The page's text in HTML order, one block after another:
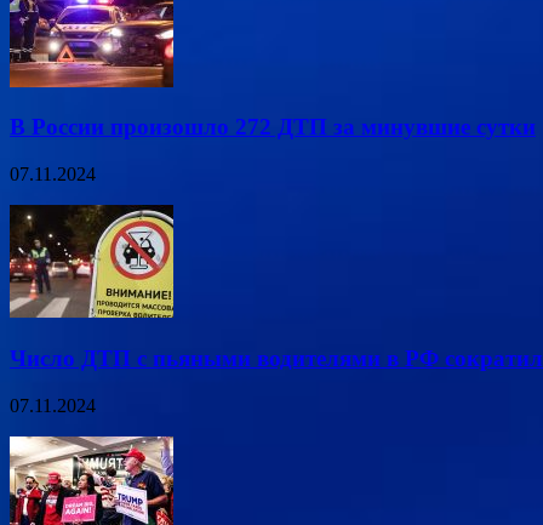
В России произошло 272 ДТП за минувшие сутки
07.11.2024
Число ДТП с пьяными водителями в РФ
07.11.2024